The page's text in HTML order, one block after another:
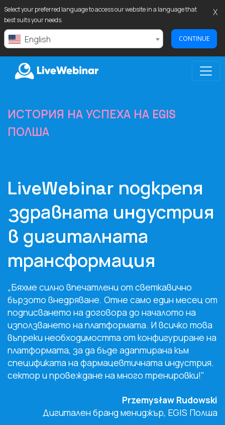
Select your preferred language to access our website in a language that
best suits your needs.
English CONTINUE
X
LIVEWEBINAR.COM
ИСТОРИЯ НА УСПЕХА НА EGIS
ПОЛША
LiveWebinar подкрепя
здравната индустрия
в дигиталната
трансформация
„Бяхме силно впечатлени от светкавично
бързото внедряване. Отне само един месец от
подписването на договора до началото на
използването на платформата. И всичко това
въпреки необходимостта от конфигуриране на
платформата, за да бъде адаптирана към
спецификата на фармацевтичната индустрия.
сектор и провеждане на много тренировки!"
Przemysław Rudowski
Дигитален бранд мениджър, EGIS Полша